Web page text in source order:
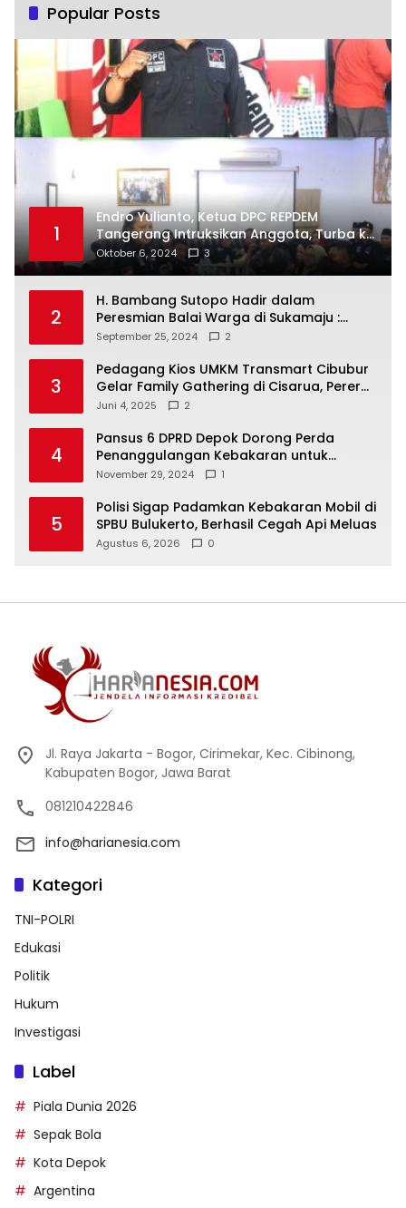
Popular Posts
1
Endro Yulianto, Ketua DPC REPDEM
Tangerang Intruksikan Anggota, Turba ke
Masyarakat Dan Jalani Apa Yang di
Putuskan RAKERCABSUS
Oktober 6, 2024 3
2
H. Bambang Sutopo Hadir dalam
Peresmian Balai Warga di Sukamaju :
Wadah Baru untuk Kolaborasi dan
September 25, 2024 2
3
Pedagang Kios UMKM Transmart Cibubur
Gelar Family Gathering di Cisarua, Pererat
Silaturahmi dan Kekompakan
Juni 4, 2025 2
4
Pansus 6 DPRD Depok Dorong Perda
Penanggulangan Kebakaran untuk
Keselamatan Warga
November 29, 2024 1
5
Polisi Sigap Padamkan Kebakaran Mobil di
SPBU Bulukerto, Berhasil Cegah Api Meluas
Agustus 6, 2026 0
Jl. Raya Jakarta - Bogor, Cirimekar, Kec. Cibinong,
Kabupaten Bogor, Jawa Barat
081210422846
info@harianesia.com
Kategori
TNI-POLRI
Edukasi
Politik
Hukum
Investigasi
Label
Piala Dunia 2026
Sepak Bola
Kota Depok
Argentina